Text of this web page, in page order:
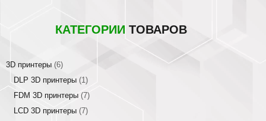
КАТЕГОРИИ ТОВАРОВ
3D принтеры (6)
DLP 3D принтеры (1)
FDM 3D принтеры (7)
LCD 3D принтеры (7)